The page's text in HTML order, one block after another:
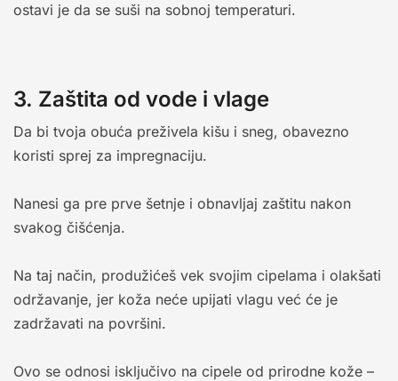
ostavi je da se suši na sobnoj temperaturi.
3. Zaštita od vode i vlage
Da bi tvoja obuća preživela kišu i sneg, obavezno
koristi sprej za impregnaciju.
Nanesi ga pre prve šetnje i obnavljaj zaštitu nakon
svakog čišćenja.
Na taj način, produžićeš vek svojim cipelama i olakšati
održavanje, jer koža neće upijati vlagu već će je
zadržavati na površini.
Ovo se odnosi isključivo na cipele od prirodne kože –